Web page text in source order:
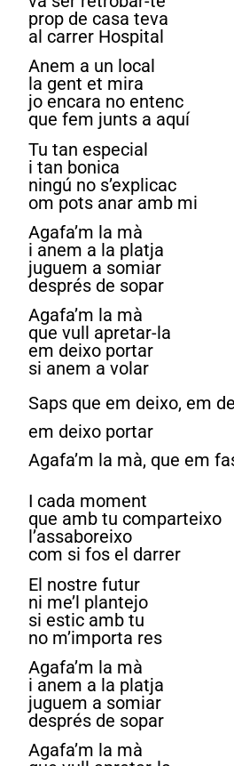
prop de casa teva
al carrer Hospital
Anem a un local
la gent et mira
jo encara no entenc
que fem junts a aquí
Tu tan especial
i tan bonica
ningú no s’explicac
om pots anar amb mi
Agafa’m la mà
i anem a la platja
juguem a somiar
després de sopar
Agafa’m la mà
que vull apretar-la
em deixo portar
si anem a volar
Saps que em deixo, em
em deixo portar
Agafa’m la mà, que em
I cada moment
que amb tu comparteixo
l’assaboreixo
com si fos el darrer
El nostre futur
ni me’l plantejo
si estic amb tu
no m’importa res
Agafa’m la mà
i anem a la platja
juguem a somiar
després de sopar
Agafa’m la mà